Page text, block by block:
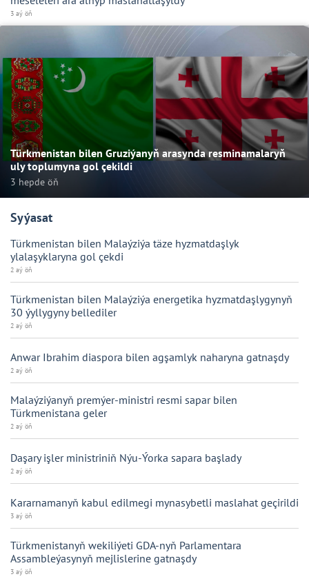
3 aý öň
Türkmenistan bilen Gruziýanyň arasynda resminamalaryň
uly toplumyna gol çekildi
3 hepde öň
Syýasat
Türkmenistan bilen Malaýziýa täze hyzmatdaşlyk
ylalaşyklaryna gol çekdi
2 aý öň
Türkmenistan bilen Malaýziýa energetika hyzmatdaşlygynyň
30 ýyllygyny bellediler
2 aý öň
Anwar Ibrahim diaspora bilen agşamlyk naharyna gatnaşdy
2 aý öň
Malaýziýanyň premýer-ministri resmi sapar bilen
Türkmenistana geler
2 aý öň
Daşary işler ministriniň Nýu-Ýorka sapara başlady
2 aý öň
Kararnamanyň kabul edilmegi mynasybetli maslahat geçirildi
3 aý öň
Türkmenistanyň wekiliýeti GDA-nyň Parlamentara
Assambleýasynyň mejlislerine gatnaşdy
3 aý öň